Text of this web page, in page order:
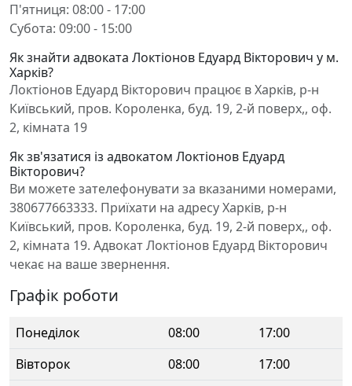
П'ятниця: 08:00 - 17:00
Субота: 09:00 - 15:00
Як знайти адвоката Локтіонов Едуард Вікторович у м.
Харків?
Локтіонов Едуард Вікторович працює в Харків, р-н
Київський, пров. Короленка, буд. 19, 2-й поверх,, оф.
2, кімната 19
Як зв'язатися із адвокатом Локтіонов Едуард
Вікторович?
Ви можете зателефонувати за вказаними номерами,
380677663333. Приїхати на адресу Харків, р-н
Київський, пров. Короленка, буд. 19, 2-й поверх,, оф.
2, кімната 19. Адвокат Локтіонов Едуард Вікторович
чекає на ваше звернення.
Графік роботи
Понеділок 08:00
17:00
Вівторок
08:00
17:00